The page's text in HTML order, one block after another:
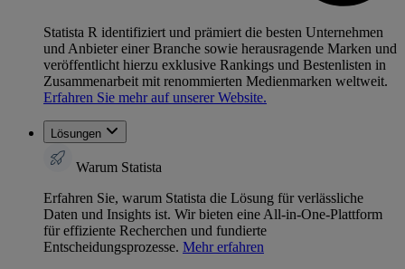
Statista R identifiziert und prämiert die besten Unternehmen
und Anbieter einer Branche sowie herausragende Marken und
veröffentlicht hierzu exklusive Rankings und Bestenlisten in
Zusammenarbeit mit renommierten Medienmarken weltweit.
Erfahren Sie mehr auf unserer Website.
Lösungen
Warum Statista
Erfahren Sie, warum Statista die Lösung für verlässliche
Daten und Insights ist. Wir bieten eine All-in-One-Plattform
für effiziente Recherchen und fundierte
Entscheidungsprozesse. Mehr erfahren